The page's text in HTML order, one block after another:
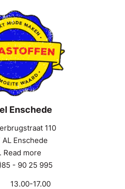
Enschede
110
Enschede
Read more
- 90 25 995
13.00-17.00